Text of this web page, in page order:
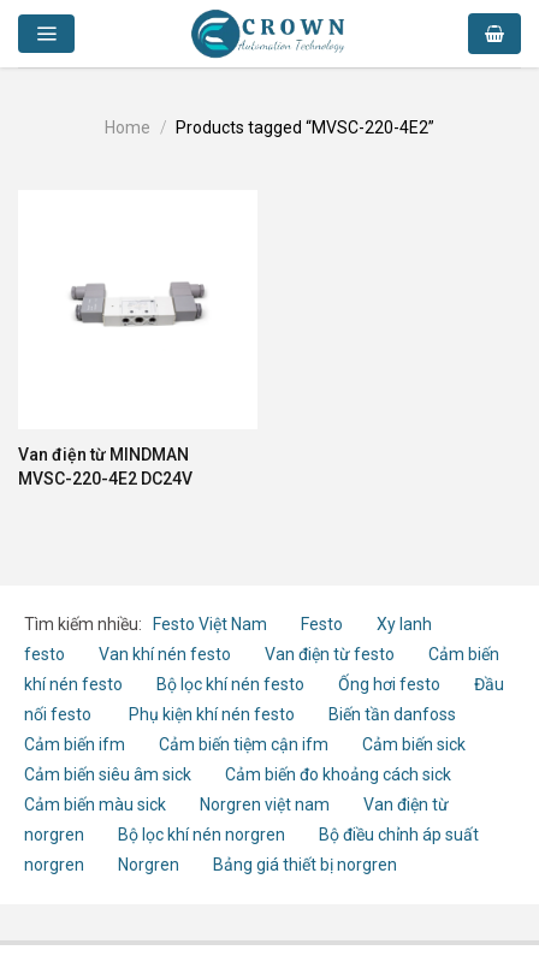
Skip
content
Home / Products tagged “MVSC-220-4E2”
Van điện từ MINDMAN
MVSC-220-4E2 DC24V
Tìm kiếm nhiều: Festo Việt Nam Festo
Xy lanh
festo
Van khí nén festo Van điện từ festo
Cảm biến
khí nén festo
Bộ lọc khí nén festo Ống hơi festo
Đầu
nối festo
Phụ kiện khí nén festo
Biến tần danfoss
Cảm biến ifm
Cảm biến tiệm cận ifm
Cảm biến sick
Cảm biến siêu âm sick
Cảm biến đo khoảng cách sick
Cảm biến màu sick
Norgren việt nam
Van điện từ
norgren
Bộ lọc khí nén norgren
Bộ điều chỉnh áp suất
norgren
Norgren Bảng giá thiết bị norgren